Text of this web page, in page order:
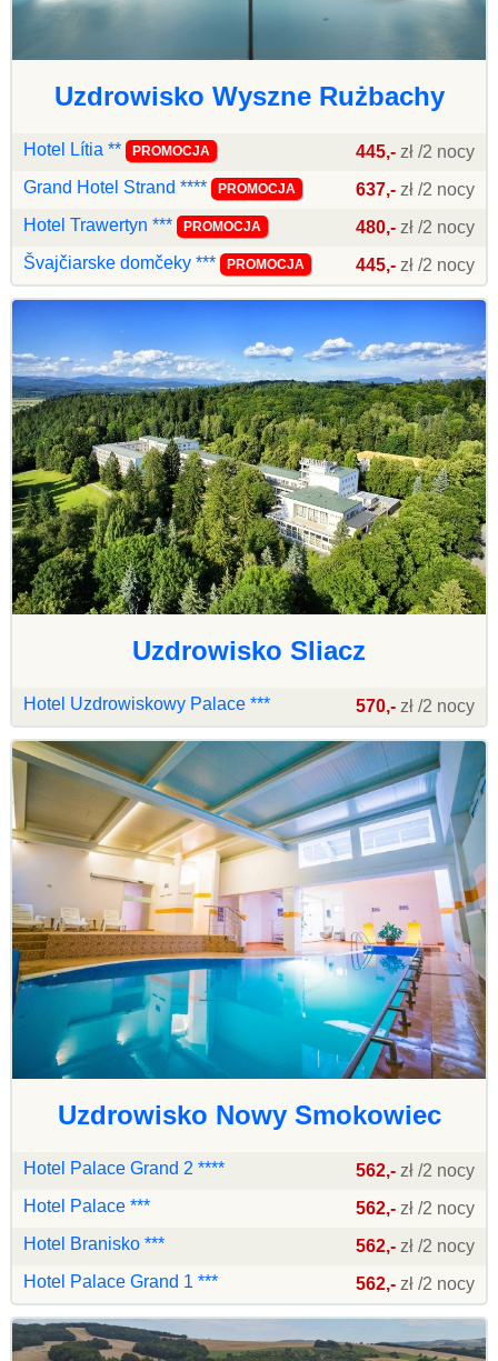
Uzdrowisko Wyszne Rużbachy
Hotel Lítia ** PROMOCJA 445,- zł /2 nocy
Grand Hotel Strand ****
PROMOCJA 637,- zł /2 nocy
Hotel Trawertyn ***
PROMOCJA 480,- zł /2 nocy
Švajčiarske domčeky ***
PROMOCJA 445,- zł /2 nocy
Uzdrowisko Sliacz
Hotel Uzdrowiskowy Palace *** 570,- zł /2 nocy
Uzdrowisko Nowy Smokowiec
Hotel Palace Grand 2 **** 562,- zł /2 nocy
Hotel Palace ***
562,- zł /2 nocy
Hotel Branisko ***
562,- zł /2 nocy
Hotel Palace Grand 1 ***
562,- zł /2 nocy